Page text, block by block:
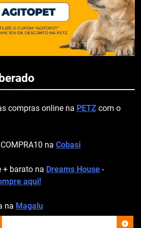
compras online na PETZ com o
na Cobasi
+ barato na Dreams House -
aqui!
na Magalu